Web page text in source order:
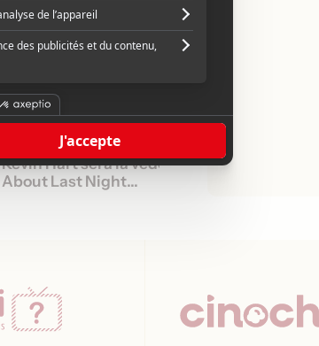
27 juin 2012
Kevin Hart sera la vedette du remake de
About Last Night...